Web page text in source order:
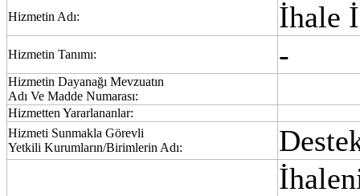
Hizmetin Adı:
İhale
Hizmetin Tanımı: -
Hizmetin Dayanağı Mevzuatın
Adı Ve Madde Numarası:
Hizmetten Yararlananlar:
Hizmeti Sunmakla Görevli
Yetkili Kurumların/Birimlerin Adı: